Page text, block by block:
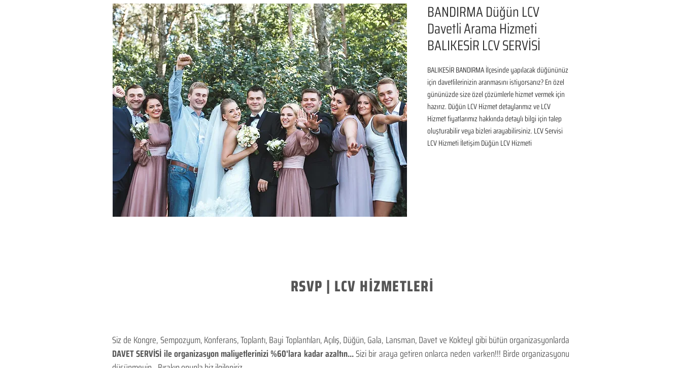
BANDIRMA Düğün LCV
Davetli Arama Hizmeti
BALIKESİR LCV SERVİSİ
BALIKESİR BANDIRMA İlçesinde yapılacak düğününüz
için davetlilerinizin aranmasını istiyorsanız? En özel
gününüzde size özel çözümlerle hizmet vermek için
hazırız. Düğün LCV Hizmet detaylarımız ve LCV
Hizmet fiyatlarımız hakkında detaylı bilgi için talep
oluşturabilir veya bizleri arayabilirsiniz. LCV Servisi
LCV Hizmeti İletişim Düğün LCV Hizmeti
RSVP | LCV HİZMETLERİ
Siz de Kongre, Sempozyum, Konferans, Toplantı, Bayi Toplantıları, Açılış, Düğün, Gala, Lansman, Davet ve Kokteyl gibi bütün organizasyonlarda
DAVET SERVİSİ ile organizasyon maliyetlerinizi %60'lara kadar azaltın...Sizi bir araya getiren onlarca neden varken!!! Birde organizasyonu